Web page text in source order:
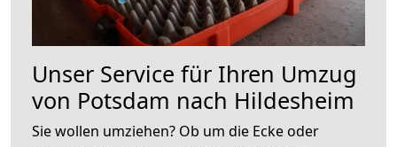
Unser Service für Ihren Umzug
von Potsdam nach Hildesheim
Sie wollen umziehen? Ob um die Ecke oder